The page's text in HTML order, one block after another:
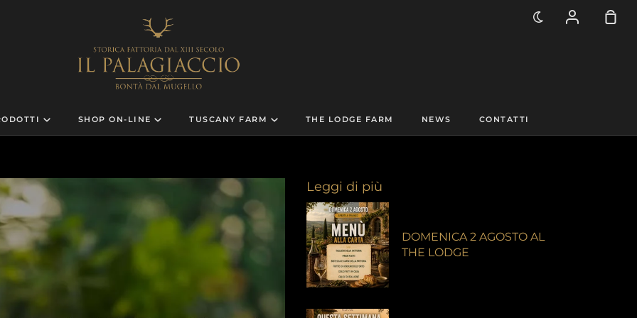
Account
SHOP ON-LINE TUSCANY FARM THE LODGE FARM NEWS CONTATTI
Leggi di più
DOMENICA 2 AGOSTO AL
THE LODGE